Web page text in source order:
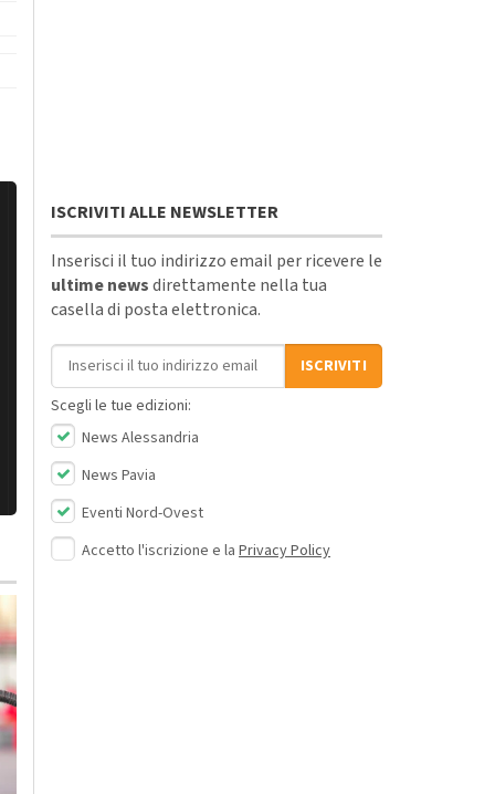
ISCRIVITI ALLE NEWSLETTER
Inserisci il tuo indirizzo email per ricevere le
ultime newsdirettamente nella tua
casella di posta elettronica.
Indirizzo email
ISCRIVITI
Scegli le tue edizioni:
News Alessandria
News Pavia
Eventi Nord-Ovest
Accetto l'iscrizione e la Privacy Policy